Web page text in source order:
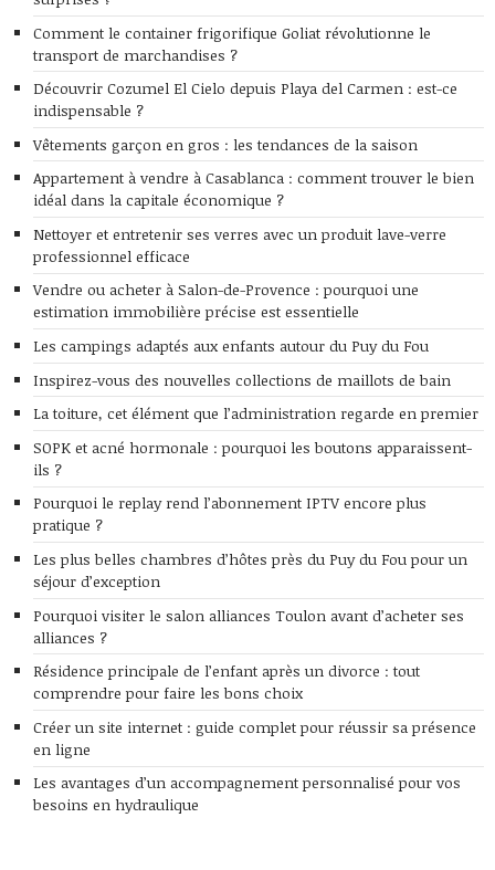
Comment le container frigorifique Goliat révolutionne le
transport de marchandises ?
Découvrir Cozumel El Cielo depuis Playa del Carmen : est-ce
indispensable ?
Vêtements garçon en gros : les tendances de la saison
Appartement à vendre à Casablanca : comment trouver le bien
idéal dans la capitale économique ?
Nettoyer et entretenir ses verres avec un produit lave-verre
professionnel efficace
Vendre ou acheter à Salon-de-Provence : pourquoi une
estimation immobilière précise est essentielle
Les campings adaptés aux enfants autour du Puy du Fou
Inspirez-vous des nouvelles collections de maillots de bain
La toiture, cet élément que l’administration regarde en premier
SOPK et acné hormonale : pourquoi les boutons apparaissent-
ils ?
Pourquoi le replay rend l’abonnement IPTV encore plus
pratique ?
Les plus belles chambres d’hôtes près du Puy du Fou pour un
séjour d’exception
Pourquoi visiter le salon alliances Toulon avant d’acheter ses
alliances ?
Résidence principale de l’enfant après un divorce : tout
comprendre pour faire les bons choix
Créer un site internet : guide complet pour réussir sa présence
en ligne
Les avantages d’un accompagnement personnalisé pour vos
besoins en hydraulique